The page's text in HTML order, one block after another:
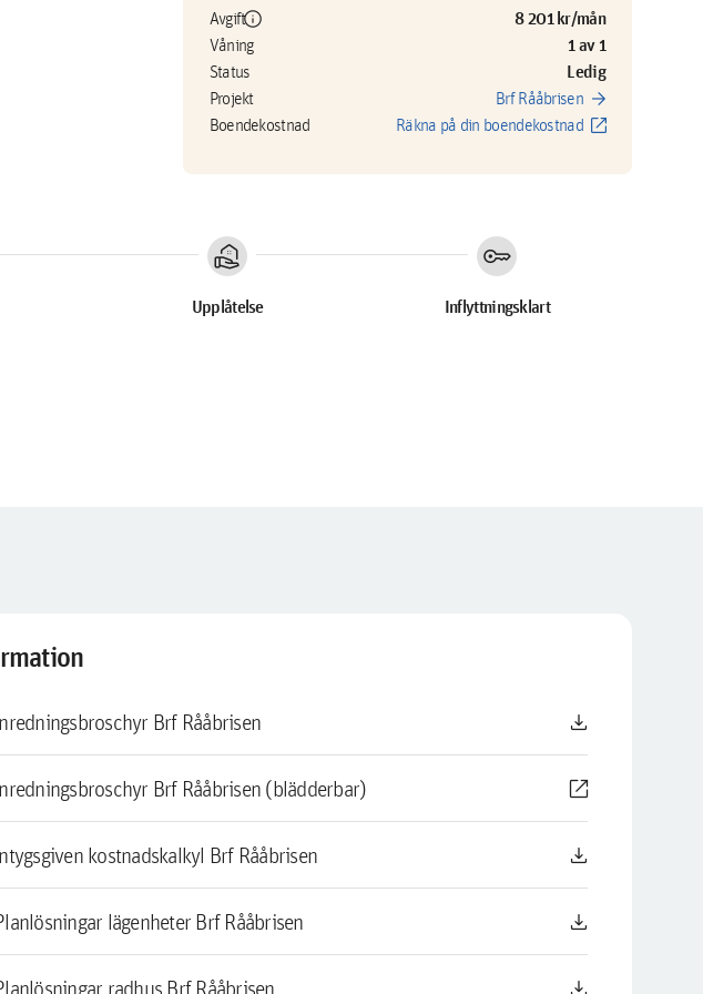
Avgiftinfo 8 201 kr/mån
Våning 1 av 1
Status Ledig
Projekt Brf Rååbrisen arrow_forward
Boendekostnad Räkna på din boendekostnad open_in_new
real_estate_agent
Upplåtelse
key
Inflyttningsklart
Brf Rååbrisen download
Brf Rååbrisen (blädderbar) open_in_new
kostnadskalkyl Brf Rååbrisen download
lägenheter Brf Rååbrisen download
radhus Brf Rååbrisen